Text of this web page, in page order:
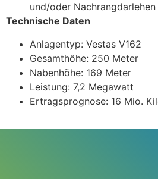
und/oder Nachrangdarlehen
Technische Daten
Anlagentyp: Vestas V162
Gesamthöhe: 250 Meter
Nabenhöhe: 169 Meter
Leistung: 7,2 Megawatt
Ertragsprognose: 16 Mio.